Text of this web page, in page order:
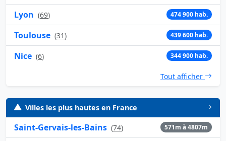
Lyon (69) 474 900 hab.
Toulouse (31) 439 600 hab.
Nice (6) 344 900 hab.
Tout afficher
Villes les plus hautes en France
Saint-Gervais-les-Bains (74) 571m à 4807m